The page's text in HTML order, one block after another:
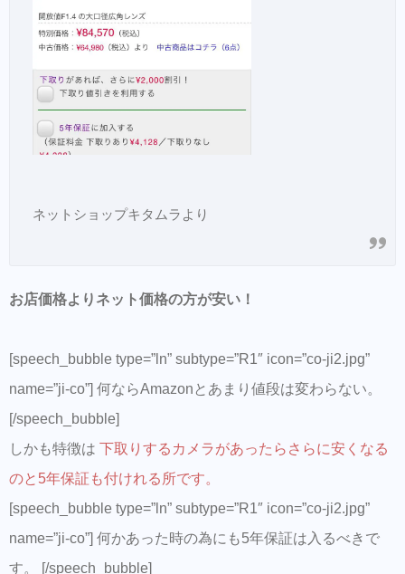
ネットショップキタムラより
お店価格よりネット価格の方が安い！
[speech_bubble type=”ln” subtype=”R1″ icon=”co-ji2.jpg”
name=”ji-co”] 何ならAmazonとあまり値段は変わらない。
[/speech_bubble]
しかも特徴は 下取りするカメラがあったらさらに安くなる
のと5年保証も付けれる所です。
[speech_bubble type=”ln” subtype=”R1″ icon=”co-ji2.jpg”
name=”ji-co”] 何かあった時の為にも5年保証は入るべきで
す。 [/speech_bubble]